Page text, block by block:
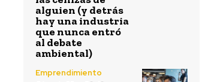
alguien (y detrás
hay una industria
que nunca entró
al debate
ambiental)
Emprendimiento